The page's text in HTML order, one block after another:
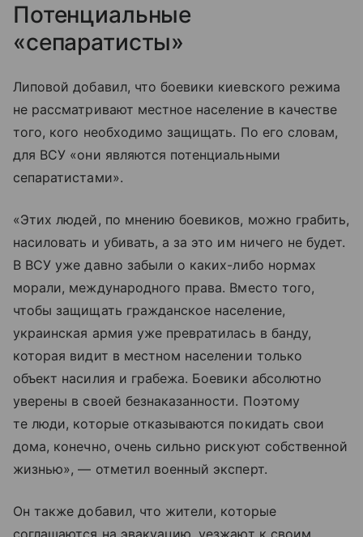
Потенциальные
«сепаратисты»
Липовой добавил, что боевики киевского режима
не рассматривают местное население в качестве
того, кого необходимо защищать. По его словам,
для ВСУ «они являются потенциальными
сепаратистами».
«Этих людей, по мнению боевиков, можно грабить,
насиловать и убивать, а за это им ничего не будет.
В ВСУ уже давно забыли о каких-либо нормах
морали, международного права. Вместо того,
чтобы защищать гражданское население,
украинская армия уже превратилась в банду,
которая видит в местном населении только
объект насилия и грабежа. Боевики абсолютно
уверены в своей безнаказанности. Поэтому
те люди, которые отказываются покидать свои
дома, конечно, очень сильно рискуют собственной
жизнью», — отметил военный эксперт.
Он также добавил, что жители, которые